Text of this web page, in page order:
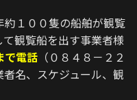
１００隻の船舶が観覧
観覧船を出す事業者様
で電話 （０８４８－２２
名、スケジュール、観